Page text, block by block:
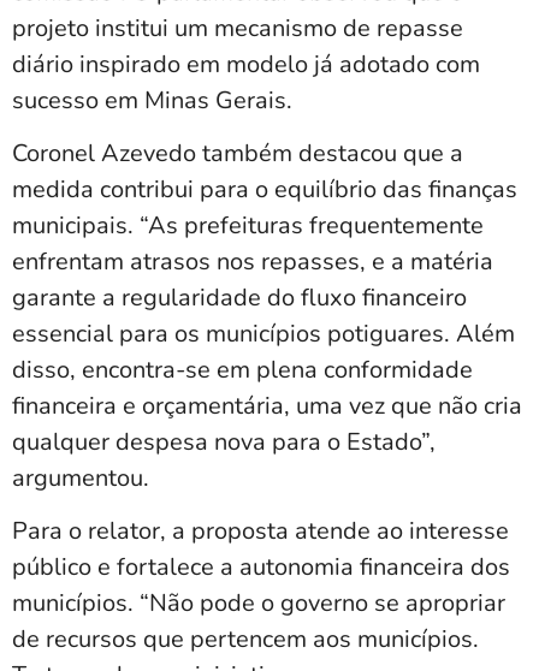
projeto institui um mecanismo de repasse
diário inspirado em modelo já adotado com
sucesso em Minas Gerais.
Coronel Azevedo também destacou que a
medida contribui para o equilíbrio das finanças
municipais. “As prefeituras frequentemente
enfrentam atrasos nos repasses, e a matéria
garante a regularidade do fluxo financeiro
essencial para os municípios potiguares. Além
disso, encontra-se em plena conformidade
financeira e orçamentária, uma vez que não cria
qualquer despesa nova para o Estado”,
argumentou.
Para o relator, a proposta atende ao interesse
público e fortalece a autonomia financeira dos
municípios. “Não pode o governo se apropriar
de recursos que pertencem aos municípios.